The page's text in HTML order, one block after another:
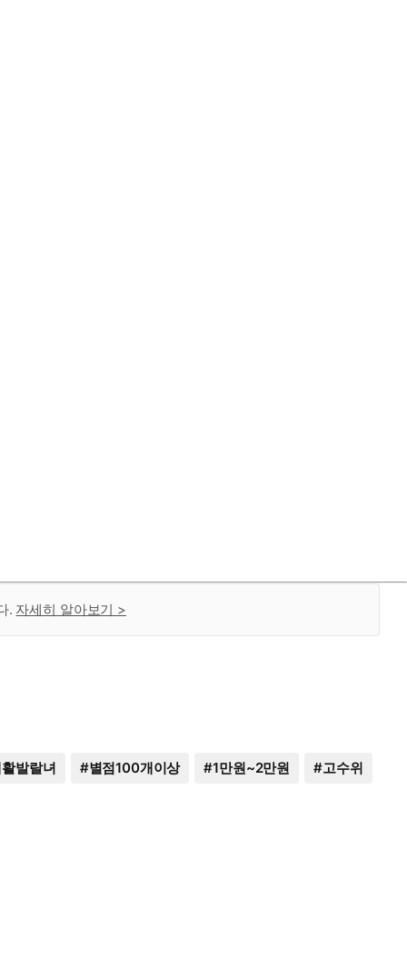
. 자세히 알아보기 >
발랄녀 #별점100개이상 #1만원~2만원 #고수위